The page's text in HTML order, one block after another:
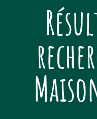
RÉGIONS
LE VERGER
NOS VIGNERON.NE.S
BLOG